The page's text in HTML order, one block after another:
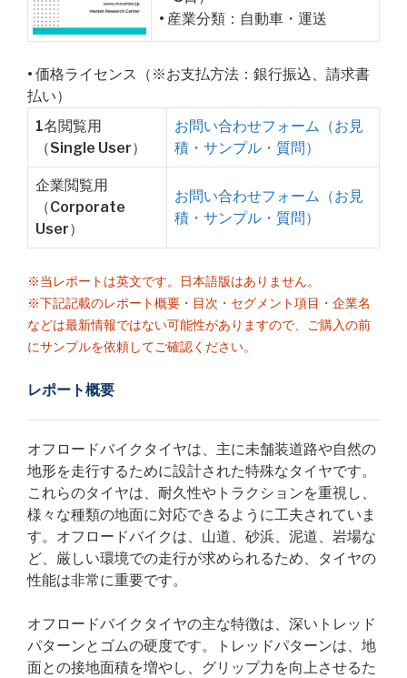
• 産業分類：自動車・運送
• 価格ライセンス（※お支払方法：銀行振込、請求書
払い）
1名閲覧用
（Single User）
お問い合わせフォーム（お見
積・サンプル・質問）
企業閲覧用
（Corporate
User）
お問い合わせフォーム（お見
積・サンプル・質問）
※当レポートは英文です。日本語版はありません。
※下記記載のレポート概要・目次・セグメント項目・企業名
などは最新情報ではない可能性がありますので、ご購入の前
にサンプルを依頼してご確認ください。
レポート概要
オフロードバイクタイヤは、主に未舗装道路や自然の
地形を走行するために設計された特殊なタイヤです。
これらのタイヤは、耐久性やトラクションを重視し、
様々な種類の地面に対応できるように工夫されていま
す。オフロードバイクは、山道、砂浜、泥道、岩場な
ど、厳しい環境での走行が求められるため、タイヤの
性能は非常に重要です。
オフロードバイクタイヤの主な特徴は、深いトレッド
パターンとゴムの硬度です。トレッドパターンは、地
面との接地面積を増やし、グリップ力を向上させるた